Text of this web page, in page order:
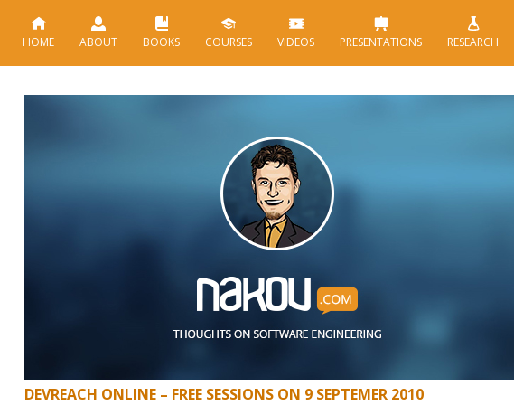
HOME ABOUT BOOKS COURSES VIDEOS PRESENTATIONS RESEARCH
DEVREACH ONLINE – FREE SESSIONS ON 9 SEPTEMER 2010